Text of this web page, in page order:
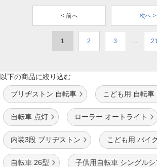
< 前へ 次へ >
1 2 3 … 21
以下の商品に絞り込む
ブリヂストン 自転車 こども用 自転車
自転車 点灯 ローラー オートライト
内装3段 ブリヂストン こども用 バイク
自転車 26型 子供用自転車 シングルシ